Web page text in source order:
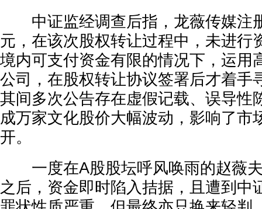
中证监经调查后指，龙薇传媒注
元，在该次股权转让过程中，未进行
境内可支付资金有限的情况下，运用
公司，在股权转让协议签署后才着手
其间多次公告存在虚假记载、误导性
成万家文化股价大幅波动，影响了市
开。
一度在A股股坛呼风唤雨的赵薇夫
之后，资金即时陷入拮据，且遭到中